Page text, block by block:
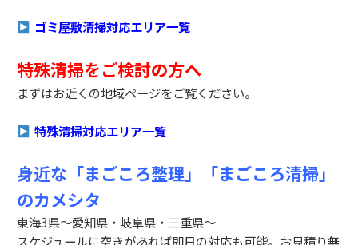
ゴミ屋敷清掃対応エリア一覧
特殊清掃をご検討の方へ
まずはお近くの地域ページをご覧ください。
特殊清掃対応エリア一覧
身近な「まごころ整理」「まごころ清掃」
のカメシタ
東海3県～愛知県・岐阜県・三重県～
スケジュールに空きがあれば即日の対応も可能。お見積り無